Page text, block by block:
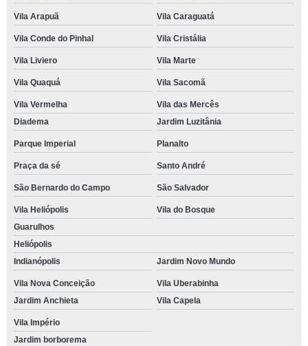
Vila Arapuã Vila Caraguatá
Vila Conde do Pinhal Vila Cristália
Vila Liviero Vila Marte
Vila Quaquá Vila Sacomã
Vila Vermelha
Vila das Mercês
Diadema
Jardim Luzitânia
Parque Imperial Planalto
Praça da sé Santo André
São Bernardo do Campo São Salvador
Vila Heliópolis
Vila do Bosque
Guarulhos
Heliópolis
Indianópolis
Jardim Novo Mundo
Vila Nova Conceição
Vila Uberabinha
Jardim Anchieta
Vila Capela
Vila Império
Jardim borborema